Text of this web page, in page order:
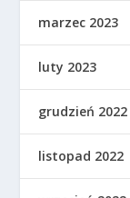
marzec 2023
luty 2023
grudzień 2022
listopad 2022